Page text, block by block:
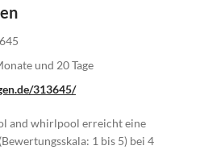
und 20 Tage
313645/
and whirlpool erreicht eine
1 bis 5) bei 4